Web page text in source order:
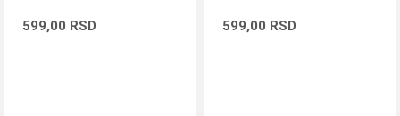
599,00 RSD 599,00 RSD